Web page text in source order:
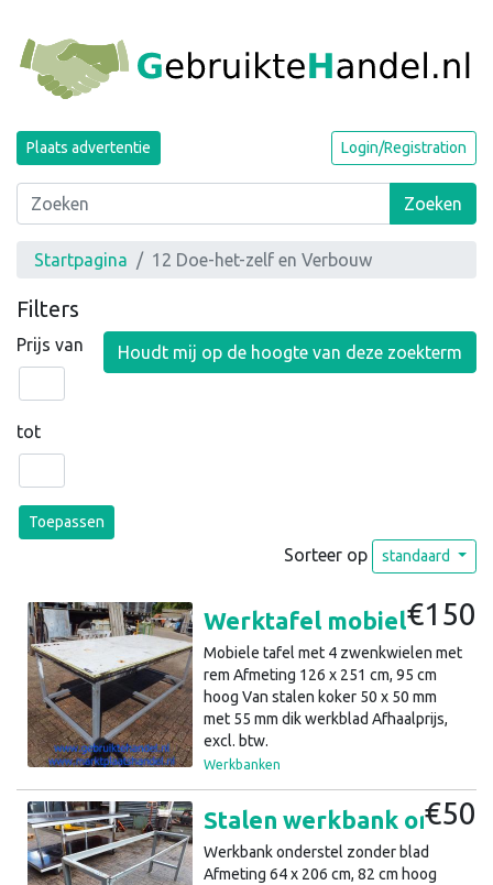
Plaats advertentie Login/Registration
Zoeken
Startpagina 12 Doe-het-zelf en Verbouw
Filters
Houdt mij op de hoogte van deze zoekterm
Prijs van
tot
Toepassen
Sorteer op standaard
Werktafel mobiel 4 zwenkwielen 126x251x95H (a1)41
€150
Mobiele tafel met 4 zwenkwielen met
rem Afmeting 126 x 251 cm, 95 cm
hoog Van stalen koker 50 x 50 mm
met 55 mm dik werkblad Afhaalprijs,
excl. btw.
Werkbanken
Stalen werkbank onderstel 64x206x82cm H (a1)42
€50
Werkbank onderstel zonder blad
Afmeting 64 x 206 cm, 82 cm hoog